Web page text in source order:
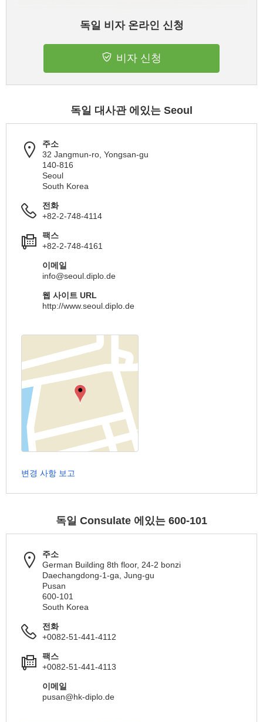
독일 비자 온라인 신청
비자 신청
독일 대사관 에있는 Seoul
주소
32 Jangmun-ro, Yongsan-gu
140-816
Seoul
South Korea
전화
+82-2-748-4114
팩스
+82-2-748-4161
이메일
info@seoul.diplo.de
웹 사이트 URL
http://www.seoul.diplo.de
변경 사항 보고
독일 Consulate 에있는 600-101
주소
German Building 8th floor, 24-2 bonzi
Daechangdong-1-ga, Jung-gu
Pusan
600-101
South Korea
전화
+0082-51-441-4112
팩스
+0082-51-441-4113
이메일
pusan@hk-diplo.de